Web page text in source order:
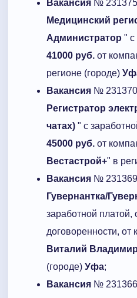
Вакансия №
Медицинский
Администратор " с
41000 руб. от
регионе (городе)
Вакансия №
Регистратор
чатах) " с
45000 руб. от
Вестастрой+" в
Вакансия №
Гувернантка/
заработной
договоренности, от
Виталий
(городе) Уфа;
Вакансия №